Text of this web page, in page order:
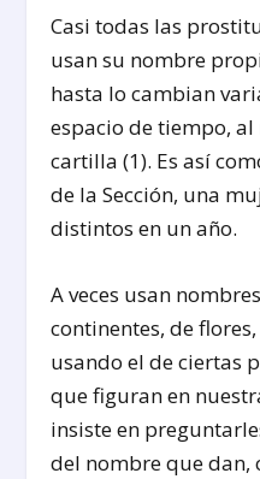
Casi todas las
usan su nombre
hasta lo cambian
espacio de tiempo,
cartilla (1). Es así
de la Sección, una
distintos en un año.
A veces usan
continentes, de
usando el de ciertas
que figuran en
insiste en
del nombre que dan,